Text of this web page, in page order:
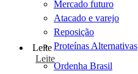
Mercado futuro
Atacado e varejo
Reposição
Proteínas Alternativas
Leite
Leite
Ordenha Brasil